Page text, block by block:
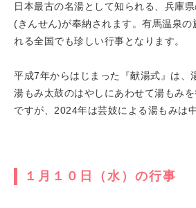
日本最古の名湯として知られる、兵庫
(きんせん)が奉納されます。有馬温泉の
れる全国でも珍しい行事となります。
平成7年からはじまった『献湯式』は、
湯もみ太鼓のはやしにあわせて湯もみ
ですが、2024年は芸妓による湯もみは
１月１０日（水）の行事